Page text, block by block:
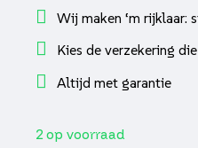
Wij maken ‘m rijklaar:
Kies de verzekering
Altijd met garantie
2 op voorraad